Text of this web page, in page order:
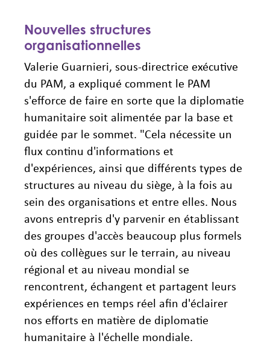
Nouvelles structures
organisationnelles
Valerie Guarnieri, sous-directrice exécutive
du PAM, a expliqué comment le PAM
s'efforce de faire en sorte que la diplomatie
humanitaire soit alimentée par la base et
guidée par le sommet. "Cela nécessite un
flux continu d'informations et
d'expériences, ainsi que différents types de
structures au niveau du siège, à la fois au
sein des organisations et entre elles. Nous
avons entrepris d'y parvenir en établissant
des groupes d'accès beaucoup plus formels
où des collègues sur le terrain, au niveau
régional et au niveau mondial se
rencontrent, échangent et partagent leurs
expériences en temps réel afin d'éclairer
nos efforts en matière de diplomatie
humanitaire à l'échelle mondiale.